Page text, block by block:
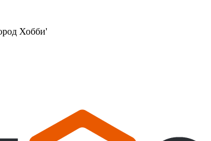
Хобби'